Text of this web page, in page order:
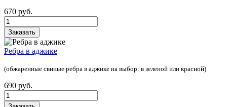
670 руб.
Заказать
Ребра в аджике
(обжаренные свиные ребра в аджике на выбор: в зеленой или красной)
690 руб.